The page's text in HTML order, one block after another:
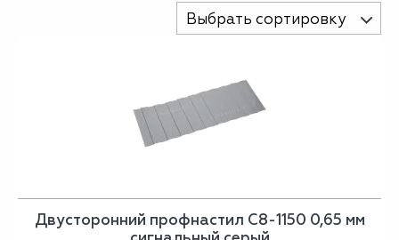
Выбрать сортировку
Двусторонний профнастил С8-1150 0,65 мм